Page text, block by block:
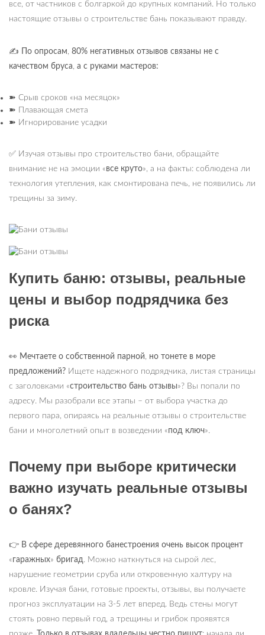
все, от частников с болгаркой до крупных компаний. Но только
настоящие отзывы о строительстве бань показывают правду.
✍ По опросам, 80% негативных отзывов связаны не с
качеством бруса, а с руками мастеров:
➽ Срыв сроков «на месяцок»
➽ Плавающая смета
➽ Игнорирование усадки
✅ Изучая отзывы про строительство бани, обращайте
внимание не на эмоции «все круто», а на факты: соблюдена ли
технология утепления, как смонтирована печь, не появились ли
трещины за зиму.
Купить баню: отзывы, реальные
цены и выбор подрядчика без
риска
👀 Мечтаете о собственной парной, но тонете в море
предложений? Ищете надежного подрядчика, листая страницы
с заголовками «строительство бань отзывы»? Вы попали по
адресу. Мы разобрали все этапы – от выбора участка до
первого пара, опираясь на реальные отзывы о строительстве
бани и многолетний опыт в возведении «под ключ».
Почему при выборе критически
важно изучать реальные отзывы
о банях?
👉 В сфере деревянного банестроения очень высок процент
«гаражных» бригад. Можно наткнуться на сырой лес,
нарушение геометрии сруба или откровенную халтуру на
кровле. Изучая бани, готовые проекты, отзывы, вы получаете
прогноз эксплуатации на 3-5 лет вперед. Ведь стены могут
стоять ровно первый год, а трещины и грибок проявятся